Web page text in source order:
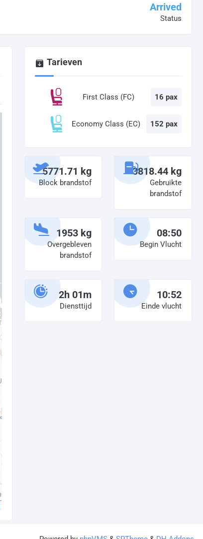
Arrived
Status
Tarieven
First Class (FC) 16 pax
Economy Class (EC) 152 pax
5771.71 kg
Block brandstof
3818.44 kg
Gebruikte
brandstof
1953 kg
Overgebleven
brandstof
08:50
Begin Vlucht
2h 01m
Diensttijd
10:52
Einde vlucht